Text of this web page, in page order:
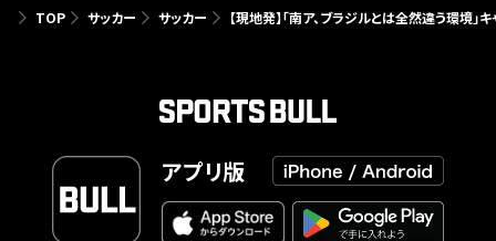
TOP サッカー サッカー 【現地発】「南ア、ブラジルとは全然違う環
アプリ版